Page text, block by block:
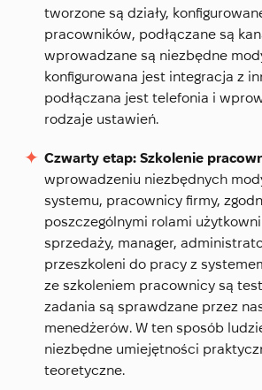
tworzone są działy,
pracowników, podłączane są
wprowadzane są niezbędne
konfigurowana jest integracja z
podłączana jest telefonia i
rodzaje ustawień.
Czwarty etap: Szkolenie
wprowadzeniu niezbędnych
systemu, pracownicy firmy,
poszczególnymi rolami
sprzedaży, manager,
przeszkoleni do pracy z
ze szkoleniem pracownicy są
zadania są sprawdzane przez
menedżerów. W ten sposób
niezbędne umiejętności
teoretyczne.